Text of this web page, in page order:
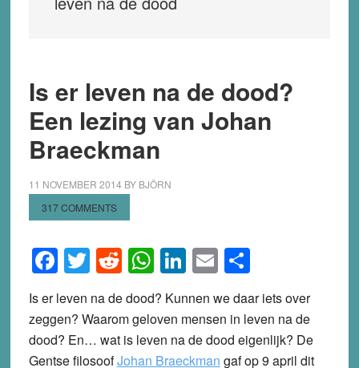
Is er leven na de dood?
Een lezing van Johan
Braeckman
11 NOVEMBER 2014 BY BJÖRN
317 COMMENTS
Facebook
Twitter
Reddit
WhatsApp
LinkedIn
EmailShare
Is er leven na de dood? Kunnen we daar iets over
zeggen? Waarom geloven mensen in leven na de
dood? En… wat is leven na de dood eigenlijk? De
Gentse filosoofJohan Braeckman gaf op 9 april dit